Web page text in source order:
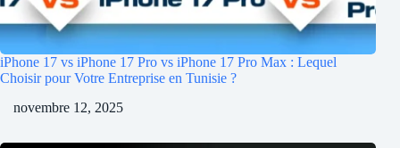
iPhone 17 vs iPhone 17 Pro vs iPhone 17 Pro Max : Lequel
Choisir pour Votre Entreprise en Tunisie ?
novembre 12, 2025